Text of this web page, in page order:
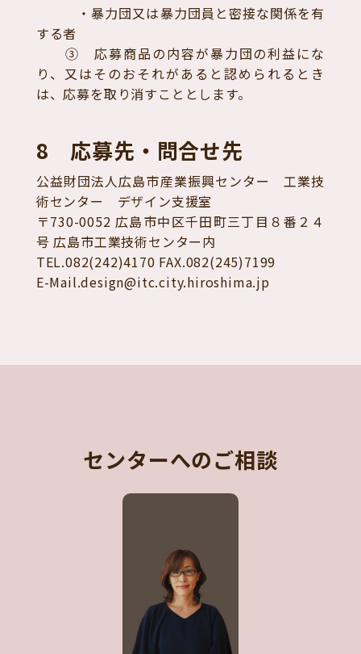
・暴力団又は暴力団員と密接な関係を有
する者
③ 応募商品の内容が暴力団の利益にな
り、又はそのおそれがあると認められるとき
は、応募を取り消すこととします。
8 応募先・問合せ先
公益財団法人広島市産業振興センター 工業技
術センター デザイン支援室
〒730-0052 広島市中区千田町三丁目８番２４
号 広島市工業技術センター内
TEL.082(242)4170 FAX.082(245)7199
E-Mail.design@itc.city.hiroshima.jp
センターへのご相談